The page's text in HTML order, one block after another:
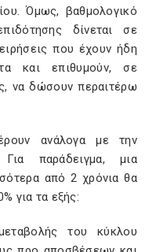
Όμως, βαθμολογικό
δίνεται σε
που έχουν ήδη
και επιθυμούν, σε
να δώσουν περαιτέρω
ανάλογα με την
Για παράδειγμα, μια
από 2 χρόνια θα
για τα εξής:
του κύκλου